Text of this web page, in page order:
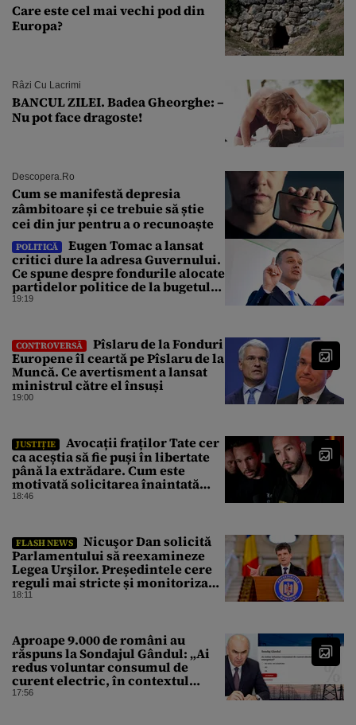
Care este cel mai vechi pod din
Europa?
Râzi Cu Lacrimi
BANCUL ZILEI. Badea Gheorghe: –
Nu pot face dragoste!
Descopera.ro
Cum se manifestă depresia
zâmbitoare și ce trebuie să știe
cei din jur pentru a o recunoaște
POLITICĂ
Eugen Tomac a lansat
critici dure la adresa Guvernului.
Ce spune despre fondurile alocate
partidelor politice de la bugetul
de stat
19:19
CONTROVERSĂ
Pîslaru de la Fonduri
Europene îl ceartă pe Pîslaru de la
Muncă. Ce avertisment a lansat
ministrul către el însuși
19:00
JUSTIȚIE
Avocații fraților Tate cer
ca aceștia să fie puși în libertate
până la extrădare. Cum este
motivată solicitarea înaintată
instanței
18:46
FLASH NEWS
Nicuşor Dan solicită
Parlamentului să reexamineze
Legea Urşilor. Președintele cere
reguli mai stricte și monitorizare
în timp real
18:11
Aproape 9.000 de români au
răspuns la Sondajul Gândul: „Ai
redus voluntar consumul de
curent electric, în contextul
crizei energetice?” Rezultatul a
17:56